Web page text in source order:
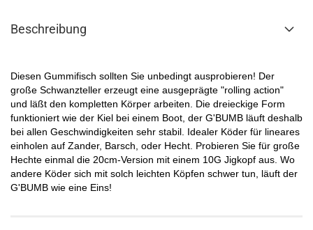
Beschreibung
Diesen Gummifisch sollten Sie unbedingt ausprobieren! Der
große Schwanzteller erzeugt eine ausgeprägte "rolling action"
und läßt den kompletten Körper arbeiten. Die dreieckige Form
funktioniert wie der Kiel bei einem Boot, der G'BUMB läuft deshalb
bei allen Geschwindigkeiten sehr stabil. Idealer Köder für lineares
einholen auf Zander, Barsch, oder Hecht. Probieren Sie für große
Hechte einmal die 20cm-Version mit einem 10G Jigkopf aus. Wo
andere Köder sich mit solch leichten Köpfen schwer tun, läuft der
G'BUMB wie eine Eins!